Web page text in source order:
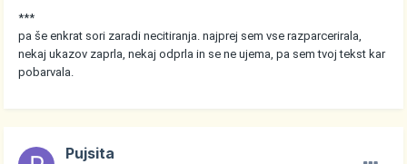
***
pa še enkrat sori zaradi necitiranja. najprej sem vse razparcerirala,
nekaj ukazov zaprla, nekaj odprla in se ne ujema, pa sem tvoj tekst kar
pobarvala.
Pujsita